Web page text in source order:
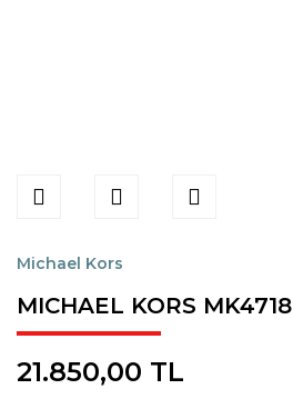
Michael Kors
MICHAEL KORS MK4718
21.850,00 TL